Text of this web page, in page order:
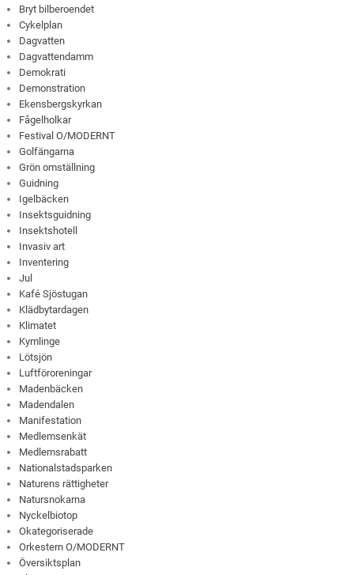
Bryt bilberoendet
Cykelplan
Dagvatten
Dagvattendamm
Demokrati
Demonstration
Ekensbergskyrkan
Fågelholkar
Festival O/MODERNT
Golfängarna
Grön omställning
Guidning
Igelbäcken
Insektsguidning
Insektshotell
Invasiv art
Inventering
Jul
Kafé Sjöstugan
Klädbytardagen
Klimatet
Kymlinge
Lötsjön
Luftföroreningar
Madenbäcken
Madendalen
Manifestation
Medlemsenkät
Medlemsrabatt
Nationalstadsparken
Naturens rättigheter
Natursnokarna
Nyckelbiotop
Okategoriserade
Orkestern O/MODERNT
Översiktsplan